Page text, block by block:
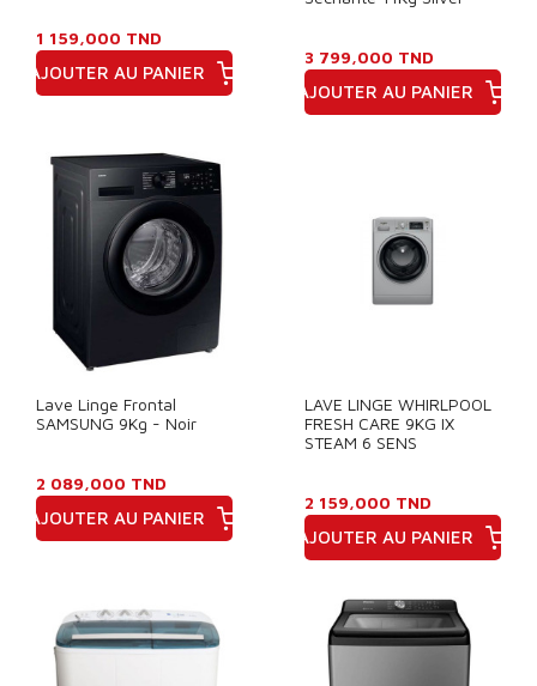
1 159,000 TND
AJOUTER AU PANIER
3 799,000 TND
AJOUTER AU PANIER
Lave Linge Frontal
SAMSUNG 9Kg - Noir
2 089,000 TND
AJOUTER AU PANIER
LAVE LINGE WHIRLPOOL
FRESH CARE 9KG IX
STEAM 6 SENS
2 159,000 TND
AJOUTER AU PANIER